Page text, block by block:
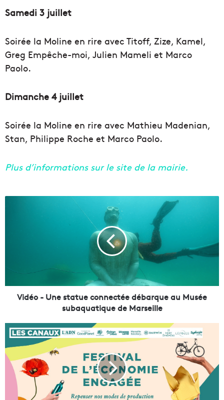
Samedi 3 juillet
Soirée la Moline en rire avec Titoff, Zize, Kamel,
Greg Empêche-moi, Julien Mameli et Marco
Paolo.
Dimanche 4 juillet
Soirée la Moline en rire avec Mathieu Madenian,
Stan, Philippe Roche et Marco Paolo.
Plus d’informations sur le site de la mairie.
e
u
e
c
Vidéo - Une statue connectée débarque au Musée
subaquatique de Marseille
À
'
É